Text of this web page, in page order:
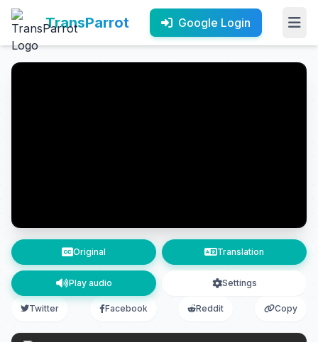
TransParrot Google Login
Original Translation
Play audio Settings
Twitter Facebook Reddit Copy